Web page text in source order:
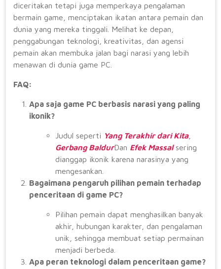
diceritakan tetapi juga memperkaya pengalaman
bermain game, menciptakan ikatan antara pemain dan
dunia yang mereka tinggali. Melihat ke depan,
penggabungan teknologi, kreativitas, dan agensi
pemain akan membuka jalan bagi narasi yang lebih
menawan di dunia game PC.
FAQ:
Apa saja game PC berbasis narasi yang paling
ikonik?
Judul seperti Yang Terakhir dari Kita,
Gerbang BaldurDan Efek Massalsering
dianggap ikonik karena narasinya yang
mengesankan.
Bagaimana pengaruh pilihan pemain terhadap
penceritaan di game PC?
Pilihan pemain dapat menghasilkan banyak
akhir, hubungan karakter, dan pengalaman
unik, sehingga membuat setiap permainan
menjadi berbeda.
Apa peran teknologi dalam penceritaan game?